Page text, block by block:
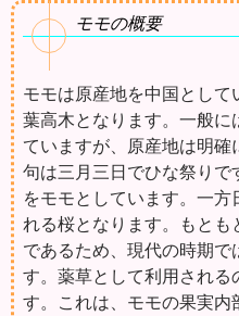
モモの概要
モモは原産地を中国とし
葉高木となります。一般
ていますが、原産地は明
句は三月三日でひな祭り
をモモとしています。一
れる桜となります。もと
であるため、現代の時期で
す。薬草として利用される
す。これは、モモの果実